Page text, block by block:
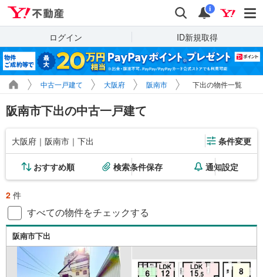
検索 通知
i
ログイン ID新規取得
中古一戸建て 大阪府 阪南市 下出の物件一覧
阪南市下出の中古一戸建て
大阪府｜阪南市｜下出 条件変更
おすすめ順 検索条件保存 通知設定
2 件
すべての物件をチェックする
阪南市下出